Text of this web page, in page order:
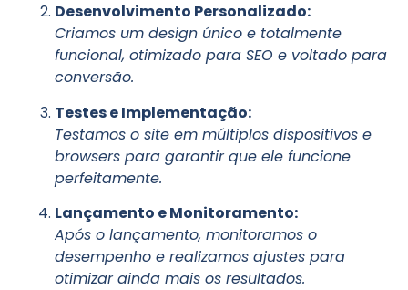
Desenvolvimento Personalizado:
Criamos um design único e totalmente
funcional, otimizado para SEO e voltado para
conversão.
Testes e Implementação:
Testamos o site em múltiplos dispositivos e
browsers para garantir que ele funcione
perfeitamente.
Lançamento e Monitoramento:
Após o lançamento, monitoramos o
desempenho e realizamos ajustes para
otimizar ainda mais os resultados.